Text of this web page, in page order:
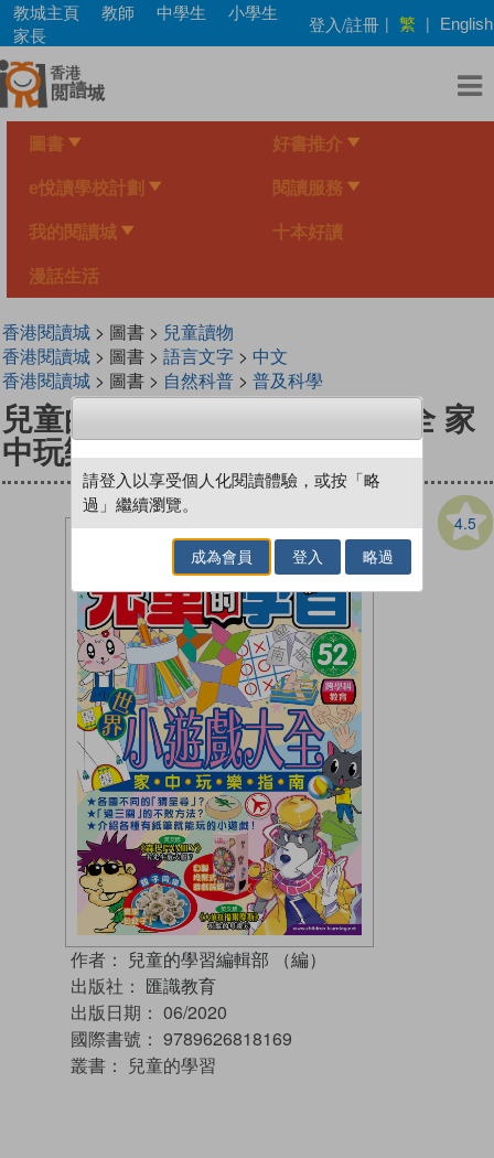
Skip
main
content
教城主頁 教師 中學生
小學生
家長
登入/註冊 | 繁 | English
圖書 好書推介
e悅讀學校計劃 閱讀服務
我的閱讀城 十本好讀
漫話生活
香港閱讀城> 圖書 > 兒童讀物
香港閱讀城> 圖書 > 語言文字> 中文
香港閱讀城> 圖書 > 自然科普> 普及科學
兒童的學習 52- 世界小遊戲大全 家
中玩樂指南
4.5
作者： 兒童的學習編輯部 （編）
出版社： 匯識教育
出版日期： 06/2020
國際書號： 9789626818169
叢書： 兒童的學習
請登入以享受個人化閱讀體驗，或按「略
過」繼續瀏覽。
成為會員 登入 略過